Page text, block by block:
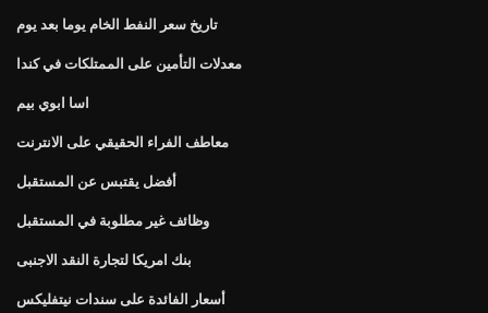
تاريخ سعر النفط الخام يوما بعد يوم
معدلات التأمين على الممتلكات في كندا
اسا ابوي بيم
معاطف الفراء الحقيقي على الانترنت
أفضل يقتبس عن المستقبل
وظائف غير مطلوبة في المستقبل
بنك امريكا لتجارة النقد الاجنبى
أسعار الفائدة على سندات نيتفليكس